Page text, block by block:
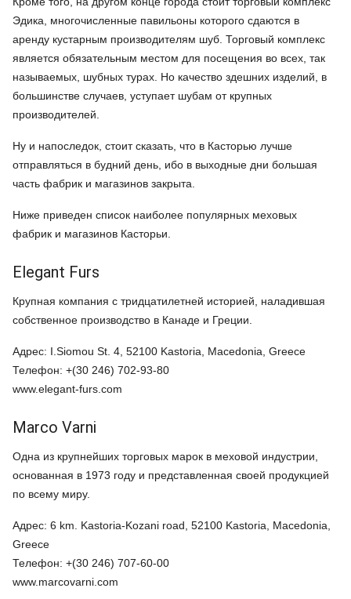
Эдика, многочисленные павильоны которого сдаются в
аренду кустарным производителям шуб. Торговый комплекс
является обязательным местом для посещения во всех, так
называемых, шубных турах. Но качество здешних изделий, в
большинстве случаев, уступает шубам от крупных
производителей.
Ну и напоследок, стоит сказать, что в Касторью лучше
отправляться в будний день, ибо в выходные дни большая
часть фабрик и магазинов закрыта.
Ниже приведен список наиболее популярных меховых
фабрик и магазинов Касторьи.
Elegant Furs
Крупная компания с тридцатилетней историей, наладившая
собственное производство в Канаде и Греции.
Адрес: I.Siomou St. 4, 52100 Kastoria, Macedonia, Greece
Телефон: +(30 246) 702-93-80
www.elegant-furs.com
Marco Varni
Одна из крупнейших торговых марок в меховой индустрии,
основанная в 1973 году и представленная своей продукцией
по всему миру.
Адрес: 6 km. Kastoria-Kozani road, 52100 Kastoria, Macedonia,
Greece
Телефон: +(30 246) 707-60-00
www.marcovarni.com